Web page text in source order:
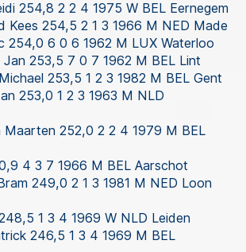
254,8 2 2 4 1975 W BEL Eernegem
Kees 254,5 2 1 3 1966 M NED Made
6 0 6 1962 M LUX Waterloo
253,5 7 0 7 1962 M BEL Lint
253,5 1 2 3 1982 M BEL Gent
253,0 1 2 3 1963 M NLD
Maarten 252,0 2 2 4 1979 M BEL
4 3 7 1966 M BEL Aarschot
249,0 2 1 3 1981 M NED Loon
1 3 4 1969 W NLD Leiden
246,5 1 3 4 1969 M BEL